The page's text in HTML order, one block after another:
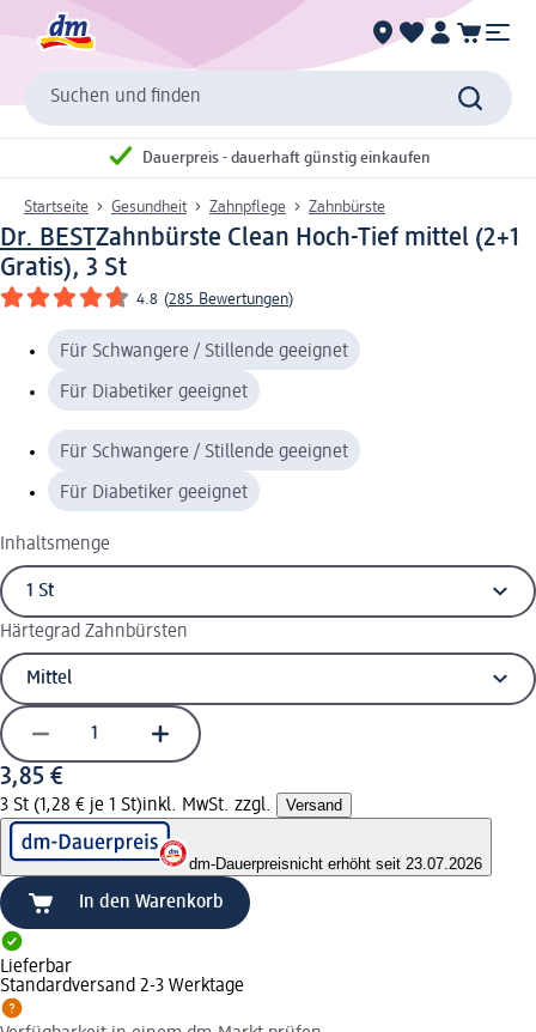
Suchen und finden
Dauerpreis - dauerhaft günstig einkaufen
Startseite Gesundheit Zahnpflege Zahnbürste
Dr. BESTZahnbürste Clean Hoch-Tief mittel (2+1
Gratis), 3 St
4.8 (285 Bewertungen)
Für Schwangere / Stillende geeignet
Für Diabetiker geeignet
Für Schwangere / Stillende geeignet
Für Diabetiker geeignet
Inhaltsmenge
Härtegrad Zahnbürsten
3,85 €
3 St (1,28 € je 1 St)inkl. MwSt. zzgl. Versand
dm-Dauerpreisnicht erhöht seit 23.07.2026
In den Warenkorb
Lieferbar
Standardversand 2-3 Werktage